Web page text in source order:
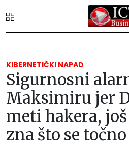
KIBERNETIČKI NAPAD
Sigurnosni
Maksimiru jer
meti hakera,
zna što se